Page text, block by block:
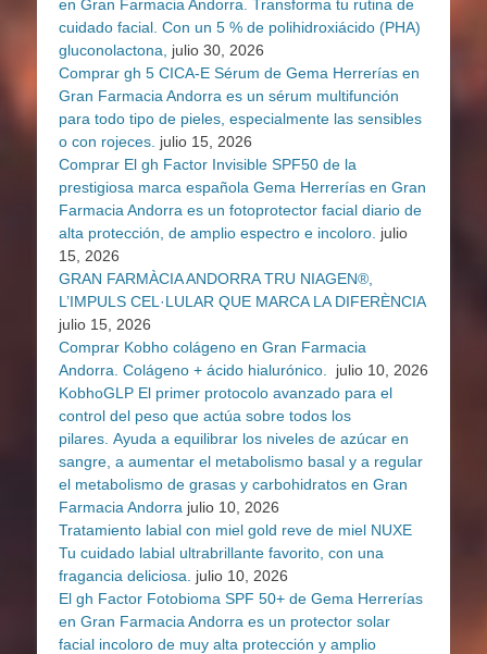
en Gran Farmacia Andorra. Transforma tu rutina de
cuidado facial. Con un 5 % de polihidroxiácido (PHA)
gluconolactona,
julio 30, 2026
Comprar gh 5 CICA-E Sérum de Gema Herrerías en
Gran Farmacia Andorra es un sérum multifunción
para todo tipo de pieles, especialmente las sensibles
o con rojeces. julio 15, 2026
Comprar El gh Factor Invisible SPF50 de la
prestigiosa marca española Gema Herrerías en Gran
Farmacia Andorra es un fotoprotector facial diario de
alta protección, de amplio espectro e incoloro. julio
15, 2026
GRAN FARMÀCIA ANDORRA TRU NIAGEN®,
L’IMPULS CEL·LULAR QUE MARCA LA DIFERÈNCIA
julio 15, 2026
Comprar Kobho colágeno en Gran Farmacia
Andorra. Colágeno + ácido hialurónico.
julio 10, 2026
KobhoGLP El primer protocolo avanzado para el
control del peso que actúa sobre todos los
pilares. Ayuda a equilibrar los niveles de azúcar en
sangre, a aumentar el metabolismo basal y a regular
el metabolismo de grasas y carbohidratos en Gran
Farmacia Andorra julio 10, 2026
Tratamiento labial con miel gold reve de miel NUXE
Tu cuidado labial ultrabrillante favorito, con una
fragancia deliciosa.
julio 10, 2026
El gh Factor Fotobioma SPF 50+ de Gema Herrerías
en Gran Farmacia Andorra es un protector solar
facial incoloro de muy alta protección y amplio